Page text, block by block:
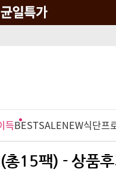
득BESTSALENEW식단프
15팩) - 상품후